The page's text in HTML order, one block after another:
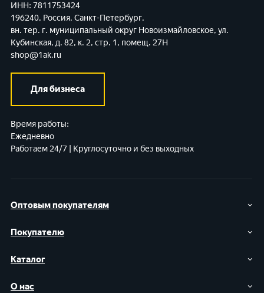
Оптовым покупателям
Покупателю
Каталог
О нас
ИНН: 7811753424
196240, Россия, Санкт-Петербург,
вн. тер. г. муниципальный округ Новоизмайловское, ул.
Кубинская, д. 82, к. 2, стр. 1, помещ. 27Н
shop@1ak.ru
Для бизнеса
Время работы:
Ежедневно
Работаем 24/7 | Круглосуточно и без выходных